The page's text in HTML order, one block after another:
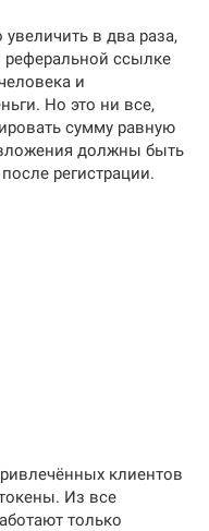
в два раза,
ссылке
и
Но это ни все,
сумму равную
должны быть
регистрации.
клиентов
Из все
только